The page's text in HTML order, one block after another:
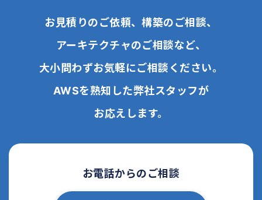
お見積りのご依頼、構築のご相談、
アーキテクチャのご相談など、
大小問わずお気軽にご相談ください。
AWSを熟知した弊社スタッフが
お応えします。
お電話からのご相談